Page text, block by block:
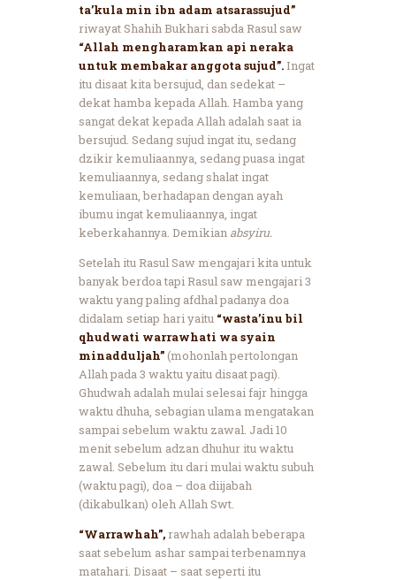
ta’kula min ibn adam atsarassujud”
riwayat Shahih Bukhari sabda Rasul saw
“Allah mengharamkan api neraka
untuk membakar anggota sujud”.Ingat
itu disaat kita bersujud, dan sedekat –
dekat hamba kepada Allah. Hamba yang
sangat dekat kepada Allah adalah saat ia
bersujud. Sedang sujud ingat itu, sedang
dzikir kemuliaannya, sedang puasa ingat
kemuliaannya, sedang shalat ingat
kemuliaan, berhadapan dengan ayah
ibumu ingat kemuliaannya, ingat
keberkahannya. Demikian absyiru.
Setelah itu Rasul Saw mengajari kita untuk
banyak berdoa tapi Rasul saw mengajari 3
waktu yang paling afdhal padanya doa
didalam setiap hari yaitu “wasta’inu bil
qhudwati warrawhati wa syain
minadduljah”(mohonlah pertolongan
Allah pada 3 waktu yaitu disaat pagi).
Ghudwah adalah mulai selesai fajr hingga
waktu dhuha, sebagian ulama mengatakan
sampai sebelum waktu zawal. Jadi 10
menit sebelum adzan dhuhur itu waktu
zawal. Sebelum itu dari mulai waktu subuh
(waktu pagi), doa – doa diijabah
(dikabulkan) oleh Allah Swt.
“Warrawhah”,rawhah adalah beberapa
saat sebelum ashar sampai terbenamnya
matahari. Disaat – saat seperti itu